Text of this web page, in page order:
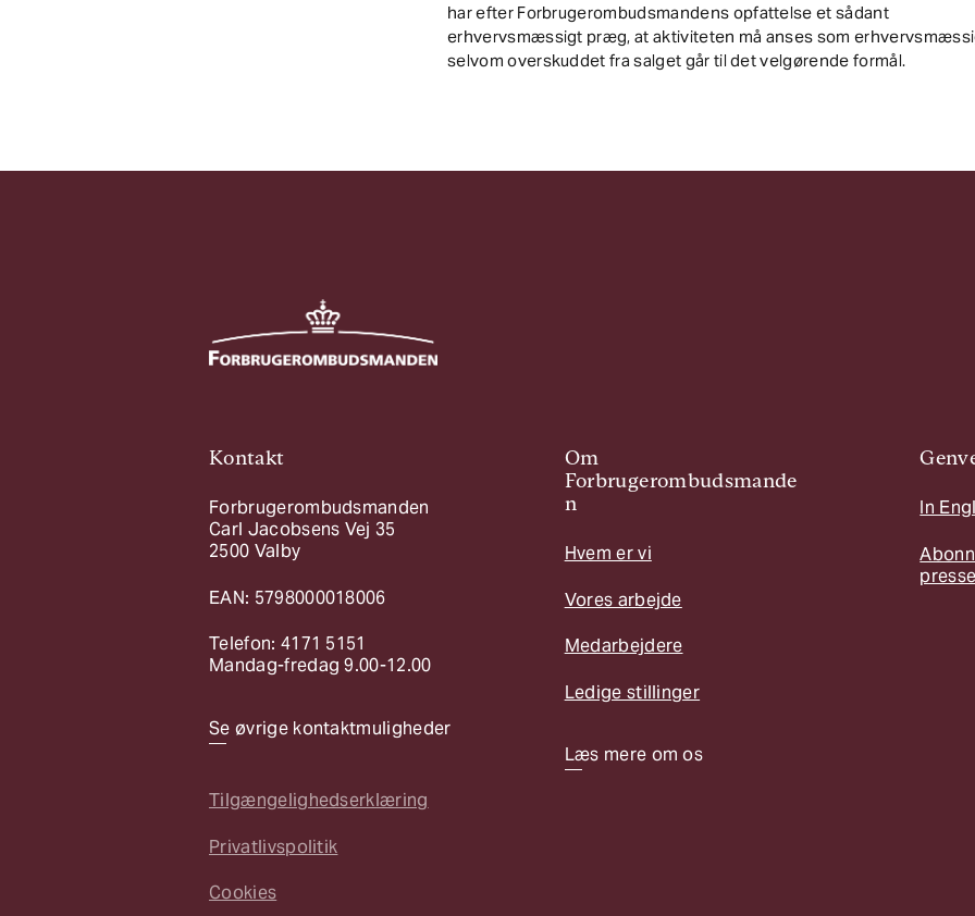
har efter Forbrugerombudsmandens opfattelse et sådant
erhvervsmæssigt præg, at aktiviteten må anses som
selvom overskuddet fra salget går til det velgørende formål.
Kontakt
Forbrugerombudsmanden
Carl Jacobsens Vej 35
2500 Valby
EAN: 5798000018006
Telefon: 4171 5151
Mandag-fredag 9.00-12.00
Se øvrige kontaktmuligheder
Tilgængelighedserklæring
Privatlivspolitik
Cookies
Om
Forbrugerombudsmande
n
Hvem er vi
Vores arbejde
Medarbejdere
Ledige stillinger
Læs mere om os
In